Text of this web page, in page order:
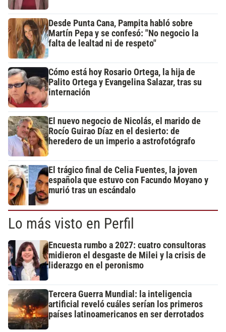
Desde Punta Cana, Pampita habló sobre
Martín Pepa y se confesó: "No negocio la
falta de lealtad ni de respeto"
Cómo está hoy Rosario Ortega, la hija de
Palito Ortega y Evangelina Salazar, tras su
internación
El nuevo negocio de Nicolás, el marido de
Rocío Guirao Díaz en el desierto: de
heredero de un imperio a astrofotógrafo
El trágico final de Celia Fuentes, la joven
española que estuvo con Facundo Moyano y
murió tras un escándalo
Lo más visto en Perfil
Encuesta rumbo a 2027: cuatro consultoras
midieron el desgaste de Milei y la crisis de
liderazgo en el peronismo
Tercera Guerra Mundial: la inteligencia
artificial reveló cuáles serían los primeros
países latinoamericanos en ser derrotados